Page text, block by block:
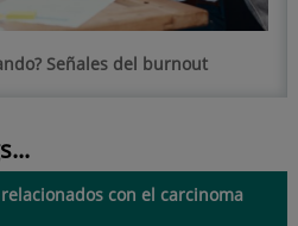
Señales del burnout
con el carcinoma